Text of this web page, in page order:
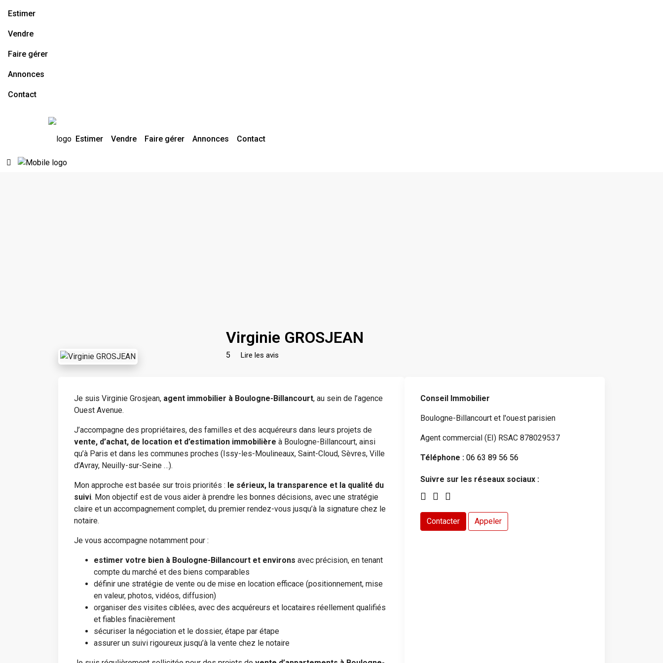
Estimer
Vendre
Faire gérer
Annonces
Contact
Estimer Vendre Faire gérer Annonces Contact
Virginie GROSJEAN
5 Lire les avis
Je suis Virginie Grosjean, agent immobilier à Boulogne-Billancourt, au sein de l’agence
Ouest Avenue.
J’accompagne des propriétaires, des familles et des acquéreurs dans leurs projets de
vente, d’achat, de location et d’estimation immobilière à Boulogne-Billancourt, ainsi
qu’à Paris et dans les communes proches (Issy-les-Moulineaux, Saint-Cloud, Sèvres, Ville
d’Avray, Neuilly-sur-Seine …).
Mon approche est basée sur trois priorités : le sérieux, la transparence et la qualité du
suivi. Mon objectif est de vous aider à prendre les bonnes décisions, avec une stratégie
claire et un accompagnement complet, du premier rendez-vous jusqu’à la signature chez le
notaire.
Je vous accompagne notamment pour :
estimer votre bien à Boulogne-Billancourt et environs avec précision, en tenant
compte du marché et des biens comparables
définir une stratégie de vente ou de mise en location efficace (positionnement, mise
en valeur, photos, vidéos, diffusion)
organiser des visites ciblées, avec des acquéreurs et locataires réellement qualifiés
et fiables finacièrement
sécuriser la négociation et le dossier, étape par étape
assurer un suivi rigoureux jusqu’à la vente chez le notaire
Conseil Immobilier
Boulogne-Billancourt et l'ouest parisien
Agent commercial (EI) RSAC 878029537
Téléphone : 06 63 89 56 56
Suivre sur les réseaux sociaux :
Contacter Appeler